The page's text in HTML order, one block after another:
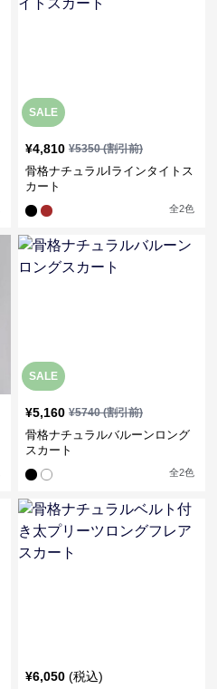
SALE
¥4,810 ¥5350(割引前)
骨格ナチュラルIラインタイトス
カート
全2色
SALE
¥5,160 ¥5740(割引前)
骨格ナチュラルバルーンロング
スカート
全2色
¥6,050 (税込)